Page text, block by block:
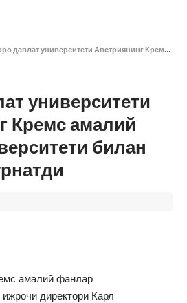
университети Австриянинг Кремс амалий фанлар университети билан ҳамкорлик ўрнатди
университети
Кремс амалий
билан
амалий фанлар
директори Карл